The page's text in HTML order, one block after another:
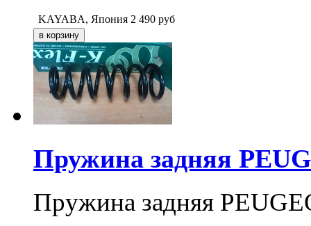
KAYABA, Япония 2 490 руб
Пружина задняя
Пружина задняя